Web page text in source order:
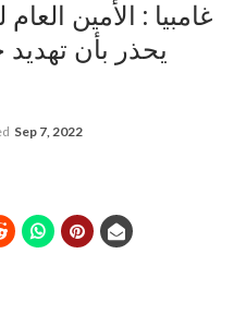
غامبيا : الأمين
يحذر بأن
Sep 7, 2022